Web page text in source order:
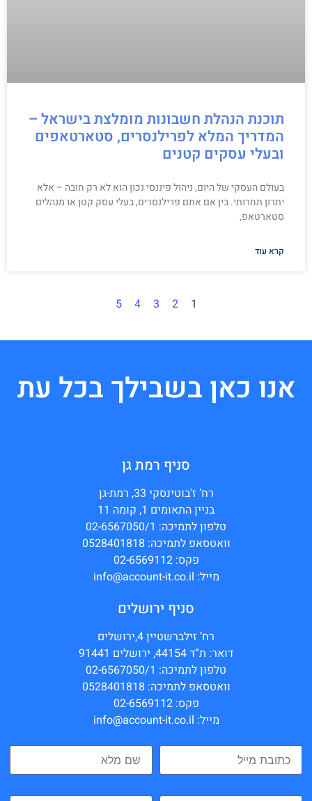
תוכנת הנהלת חשבונות מומלצת בישראל –
המדריך המלא לפרילנסרים, סטארטאפים
ובעלי עסקים קטנים
בעולם העסקי של היום, ניהול פיננסי נכון הוא לא רק חובה – אלא
יתרון תחרותי. בין אם אתם פרילנסרים, בעלי עסק קטן או מנהלים
סטארטאפ,
קרא עוד
1
2
3
4
5
אנו כאן בשבילך בכל עת
סניף רמת גן
רח’ ז'בוטינסקי 33, רמת-גן
בניין התאומים 1, קומה 11
טלפון לתמיכה: 02-6567050/1
וואטסאפ לתמיכה: 0528401818
פקס: 02-6569112
מייל: info@account-it.co.il
סניף ירושלים
רח’ זילברשטיין 4,ירושלים
דואר: ת”ד 44154, ירושלים 91441
טלפון לתמיכה: 02-6567050/1
וואטסאפ לתמיכה: 0528401818
פקס: 02-6569112
מייל: info@account-it.co.il